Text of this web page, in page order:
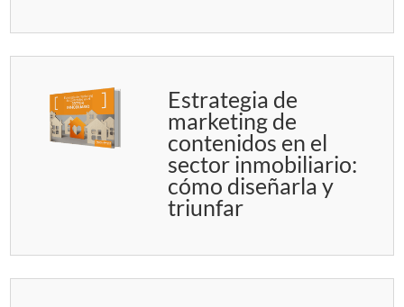
Estrategia de
marketing de
contenidos en el
sector inmobiliario:
cómo diseñarla y
triunfar